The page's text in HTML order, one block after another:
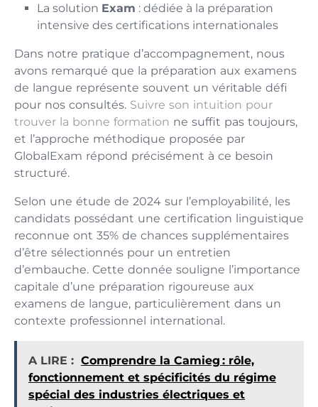
La solution Exam : dédiée à la préparation
intensive des certifications internationales
Dans notre pratique d’accompagnement, nous
avons remarqué que la préparation aux examens
de langue représente souvent un véritable défi
pour nos consultés. Suivre son intuition pour
trouver la bonne formation ne suffit pas toujours,
et l’approche méthodique proposée par
GlobalExam répond précisément à ce besoin
structuré.
Selon une étude de 2024 sur l’employabilité, les
candidats possédant une certification linguistique
reconnue ont 35% de chances supplémentaires
d’être sélectionnés pour un entretien
d’embauche. Cette donnée souligne l’importance
capitale d’une préparation rigoureuse aux
examens de langue, particulièrement dans un
contexte professionnel international.
A LIRE : Comprendre la Camieg : rôle,
fonctionnement et spécificités du régime
spécial des industries électriques et